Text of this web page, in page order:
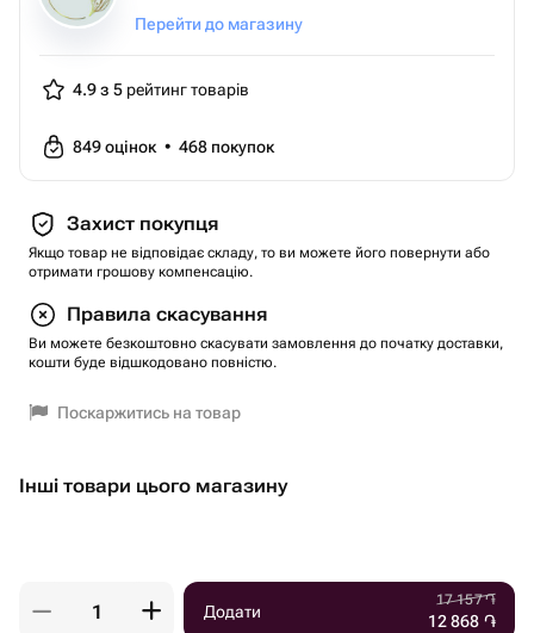
Перейти до магазину
4.9 з 5 рейтинг товарів
849оцінок • 468 покупок
Захист покупця
Якщо товар не відповідає складу, то ви можете його повернути або
отримати грошову компенсацію.
Правила скасування
Ви можете безкоштовно скасувати замовлення до початку доставки,
кошти буде відшкодовано повністю.
Поскаржитись на товар
Інші товари цього магазину
Додати
17 157֏
12 868 ֏